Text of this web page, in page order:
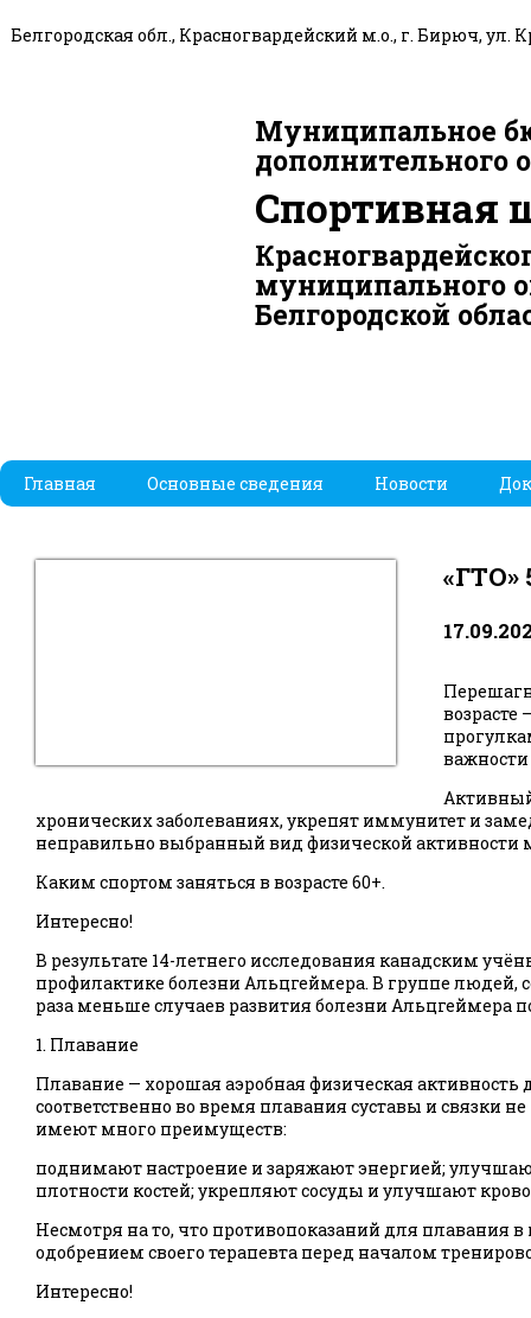
Белгородская обл., Красногвардейский м.о., г. Бирюч, ул.
Муниципальное
дополнительного
Спортивная
муниципального
Белгородской
Главная Основные сведения Новости
важности
хронических заболеваниях, укрепят иммунитет и
неправильно выбранный вид физической активности
Каким спортом заняться в возрасте 60+.
Интересно!
В результате 14-летнего исследования канадским
профилактике болезни Альцгеймера. В группе людей,
раза меньше случаев развития болезни
1. Плавание
Плавание — хорошая аэробная физическая
соответственно во время плавания суставы и связки
имеют много преимуществ:
поднимают настроение и заряжают энергией;
плотности костей; укрепляют сосуды и улучшают
Несмотря на то, что противопоказаний для плавания
одобрением своего терапевта перед началом
Интересно!